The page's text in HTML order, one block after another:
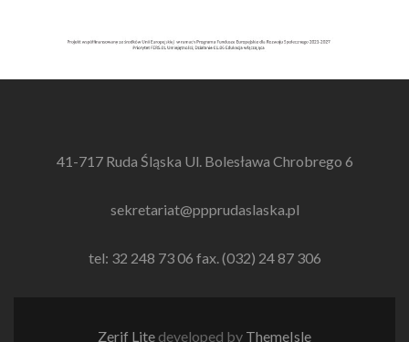
41-717 Ruda Śląska Ul. Bolesława Chrobrego 6
sekretariat@ppprudaslaska.pl
tel: 32 248 73 06 fax. (032) 24 87 306
Zerif Lite developed by ThemeIsle